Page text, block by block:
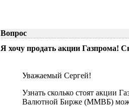
Вопрос
Я хочу продать акции Газпрома!
Уважаемый Сергей!
Узнать сколько стоят акции
Валютной Бирже (ММВБ)